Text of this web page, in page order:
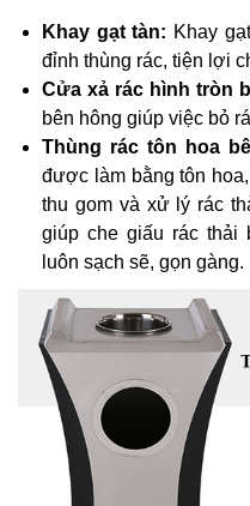
Khay gạt tàn: Khay
đỉnh thùng rác, tiện lợi
Cửa xả rác hình tròn
bên hông giúp việc bỏ
Thùng rác tôn hoa
được làm bằng tôn
thu gom và xử lý rác
giúp che giấu rác thải
luôn sạch sẽ, gọn gàng.